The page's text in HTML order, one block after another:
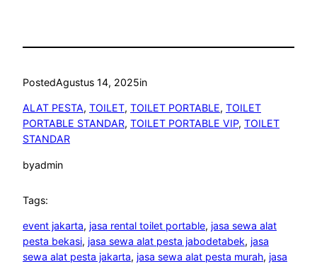
PostedAgustus 14, 2025in
ALAT PESTA, TOILET, TOILET PORTABLE, TOILET
PORTABLE STANDAR, TOILET PORTABLE VIP, TOILET
STANDAR
byadmin
Tags:
event jakarta, jasa rental toilet portable, jasa sewa alat
pesta bekasi, jasa sewa alat pesta jabodetabek, jasa
sewa alat pesta jakarta, jasa sewa alat pesta murah, jasa